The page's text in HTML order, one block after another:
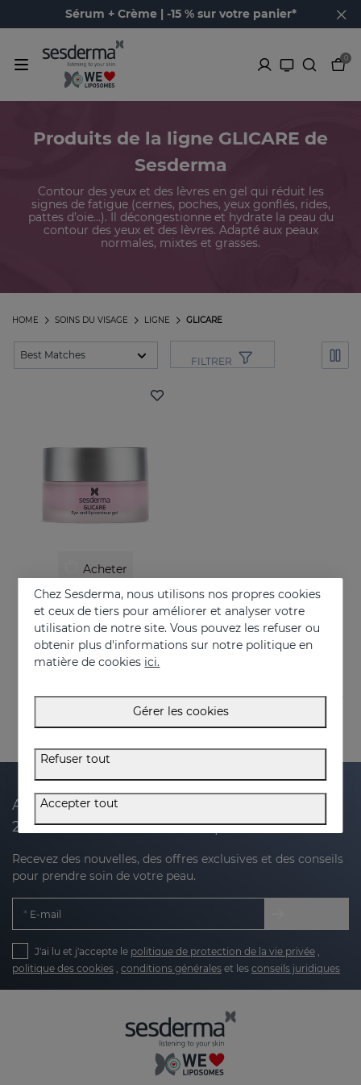
Sérum + Crème | -15 % sur votre panier*
0
Produits de la ligne GLICARE de
Sesderma
Contour des yeux et des lèvres en gel qui réduit les
signes de fatigue (cernes, poches, yeux gonflés, rides,
pattes d’oie...). Il décongestionne et hydrate la peau du
contour des yeux et des lèvres. Adapté aux peaux
normales, mixtes et grasses.
GLICARE
LIGNE
SOINS DU VISAGE
HOME
FILTRER
Acheter
GLICARE Gel Contour Des Yeux Et Des Lèvres
De la fraîcheur dans le regard
41.95 €
Abonnez-vous à notre newsletter et recevez
20 % de réduction sur votre prochain achat
Recevez des nouvelles, des offres exclusives et des conseils
pour prendre soin de votre peau.
E-mail
J'ai lu et j'accepte le politique de protection de la vie privée ,
politique des cookies , conditions générales et les conseils juridiques
Chez Sesderma, nous utilisons nos propres cookies
et ceux de tiers pour améliorer et analyser votre
utilisation de notre site. Vous pouvez les refuser ou
obtenir plus d'informations sur notre politique en
matière de cookies ici.
Gérer les cookies
Refuser tout
Accepter tout